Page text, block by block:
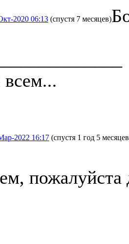
2020 06:13 (спустя 7 месяцев)
2022 16:17 (спустя 1 год 5
пожалуйста